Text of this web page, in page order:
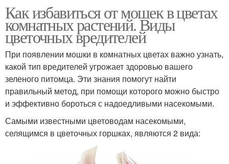
Как избавиться от мошек в цветах
комнатных растений. Виды
цветочных вредителей
При появлении мошки в комнатных цветах важно узнать,
какой тип вредителей угрожает здоровью вашего
зеленого питомца. Эти знания помогут найти
правильный метод, при помощи которого можно быстро
и эффективно бороться с надоедливыми насекомыми.
Самыми известными цветоводам насекомыми,
селящимся в цветочных горшках, являются 2 вида: